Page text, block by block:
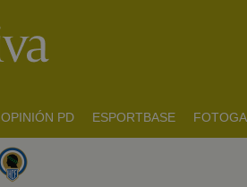
OPINIÓN PD ESPORTBASE